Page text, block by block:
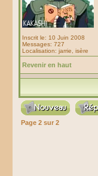
Inscrit le: 10 Juin 2008
Messages: 727
Localisation: jarrie, isère
Revenir en haut
Page 2 sur 2